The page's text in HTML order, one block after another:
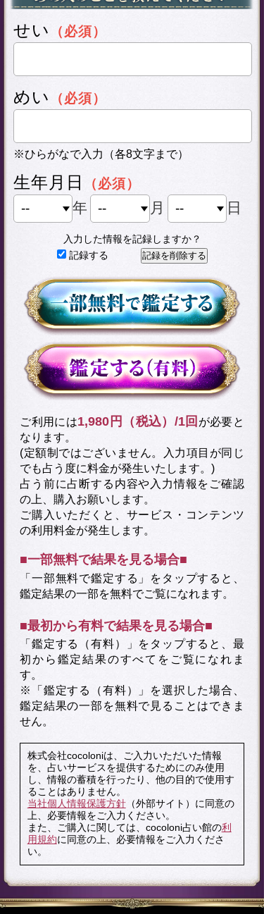
せい （必須）
めい （必須）
※ひらがなで入力（各8文字まで）
生年月日 （必須）
年 月 日
入力した情報を記録しますか？
記録する
ご利用には1,980円（税込）/1回 が必要と
なります。
(定額制ではございません。入力項目が同じ
でも占う度に料金が発生いたします。)
占う前に占断する内容や入力情報をご確認
の上、購入お願いします。
ご購入いただくと、サービス・コンテンツ
の利用料金が発生します。
■一部無料で結果を見る場合■
「一部無料で鑑定する」を タップすると、
鑑定結果の一部を無料でご覧になれます。
■最初から有料で結果を見る場合■
「鑑定する（有料）」を タップすると、最
初から鑑定結果のすべてをご覧になれま
す。
※「鑑定する（有料）」を選択した場合、
鑑定結果の一部を無料で見ることはできま
せん。
株式会社cocoloniは、ご入力いただいた情報
を、占いサービスを提供するためにのみ使用
し、情報の蓄積を行ったり、他の目的で使用す
ることはありません。
当社個人情報保護方針（外部サイト）に同意の
上、必要情報をご入力ください。
また、ご購入に関しては、cocoloni占い館の利
用規約に同意の上、必要情報をご入力くださ
い。